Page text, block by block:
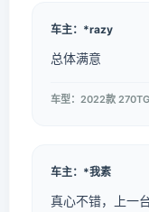
车主：*razy
总体满意
车型：2022款
车主：*我素
真心不错，上一